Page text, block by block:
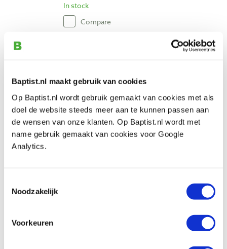
Baptist.nl maakt gebruik van cookies
Op Baptist.nl wordt gebruik gemaakt van cookies met als
doel de website steeds meer aan te kunnen passen aan
de wensen van onze klanten. Op Baptist.nl wordt met
name gebruik gemaakt van cookies voor Google
Analytics.
Noodzakelijk
Voorkeuren
In stock
Compare
Kirjes schuurhulzen korrel 220 voor
schuurrol Ø 28 x 80 mm, 3 stuks
€ 8,55 incl. VAT
€ 7,07 excl. VAT
In stock
Compare
Kirjes schuurhulzen korrel 320 voor